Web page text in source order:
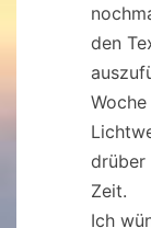
den
drüber
Zeit.
Ich